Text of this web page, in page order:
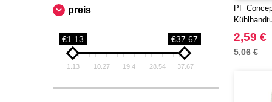
preis
€1.13 €37.67
1.13 10.27 19.4 28.54 37.67
PF
2,59 €
5,06 €